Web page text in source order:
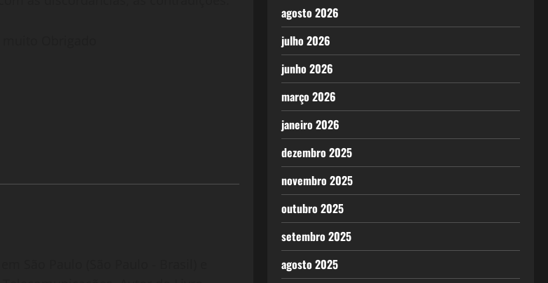
agosto 2026
julho 2026
junho 2026
março 2026
janeiro 2026
dezembro 2025
novembro 2025
outubro 2025
setembro 2025
agosto 2025